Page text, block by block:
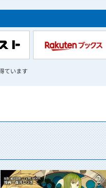
ています